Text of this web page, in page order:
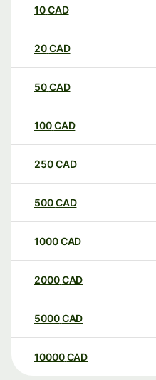
10CAD
20CAD
50CAD
100CAD
250CAD
500CAD
1000CAD
2000CAD
5000CAD
10000 CAD